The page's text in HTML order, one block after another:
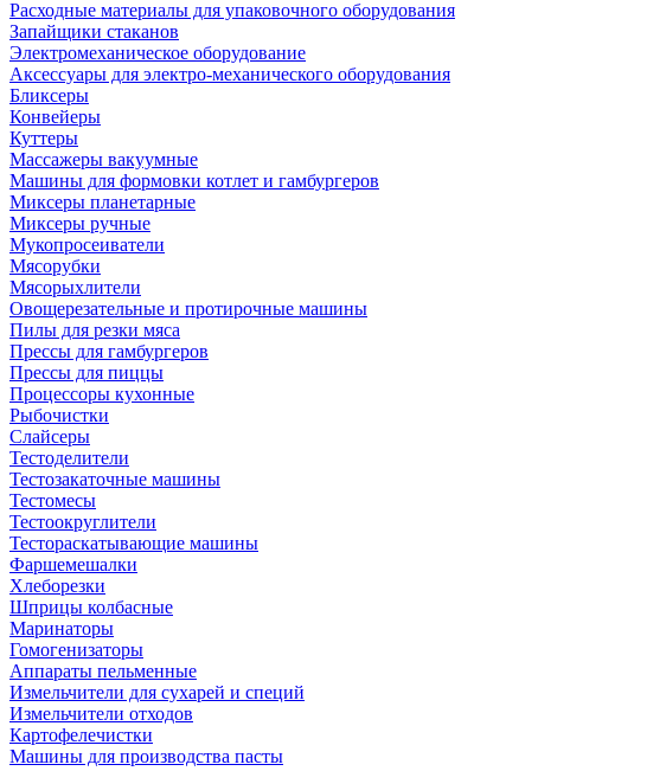
Расходные материалы для упаковочного оборудования
Запайщики стаканов
Электромеханическое оборудование
Аксессуары для электро-механического оборудования
Бликсеры
Конвейеры
Куттеры
Массажеры вакуумные
Машины для формовки котлет и гамбургеров
Миксеры планетарные
Миксеры ручные
Мукопросеиватели
Мясорубки
Мясорыхлители
Овощерезательные и протирочные машины
Пилы для резки мяса
Прессы для гамбургеров
Прессы для пиццы
Процессоры кухонные
Рыбочистки
Слайсеры
Тестоделители
Тестозакаточные машины
Тестомесы
Тестоокруглители
Тестораскатывающие машины
Фаршемешалки
Хлеборезки
Шприцы колбасные
Маринаторы
Гомогенизаторы
Аппараты пельменные
Измельчители для сухарей и специй
Измельчители отходов
Картофелечистки
Машины для производства пасты